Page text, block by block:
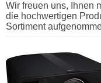
Wir freuen uns, Ihnen
die hochwertigen
Sortiment